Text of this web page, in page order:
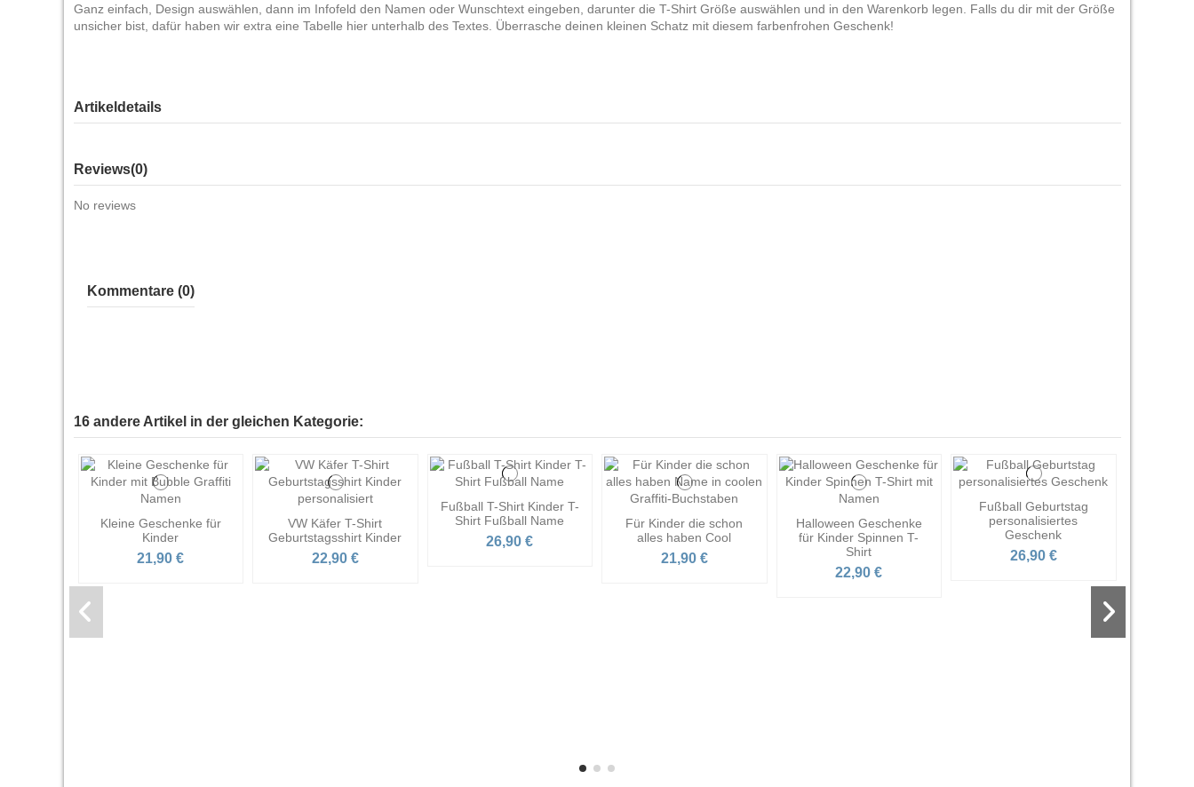
Ganz einfach, Design auswählen, dann im Infofeld den Namen oder Wunschtext eingeben, darunter die T-Shirt Größe auswählen und in den Warenkorb legen. Falls du dir mit der Größe
unsicher bist, dafür haben wir extra eine Tabelle hier unterhalb des Textes. Überrasche deinen kleinen Schatz mit diesem farbenfrohen Geschenk!
Artikeldetails
Reviews(0)
No reviews
Kommentare (0)
16 andere Artikel in der gleichen Kategorie:
Kleine Geschenke für
Kinder
21,90 €
VW Käfer T-Shirt
Geburtstagsshirt Kinder
22,90 €
Fußball T-Shirt Kinder T-
Shirt Fußball Name
26,90 €
Für Kinder die schon
alles haben Cool
21,90 €
Halloween Geschenke
für Kinder Spinnen T-
Shirt
22,90 €
Fußball Geburtstag
personalisiertes
Geschenk
26,90 €